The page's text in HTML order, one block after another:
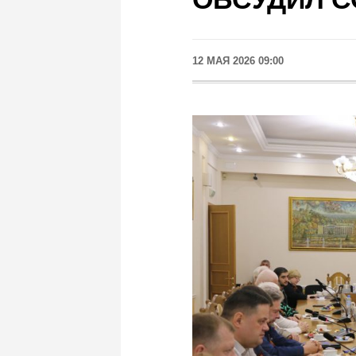
12 МАЯ 2026 09:00